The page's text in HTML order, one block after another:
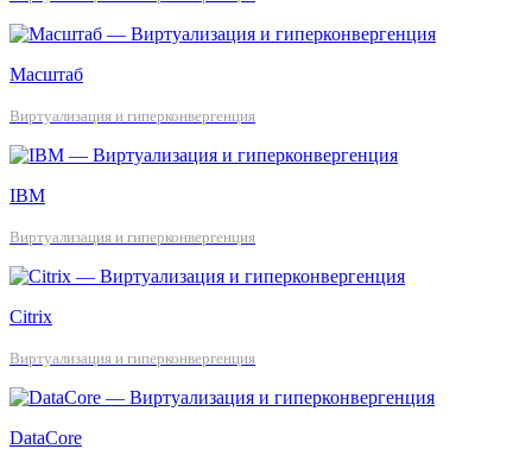
Масштаб
Виртуализация и гиперконвергенция
IBM
Виртуализация и гиперконвергенция
Citrix
Виртуализация и гиперконвергенция
DataCore